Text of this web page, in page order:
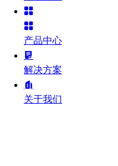
产品中心
解决方案
关于我们